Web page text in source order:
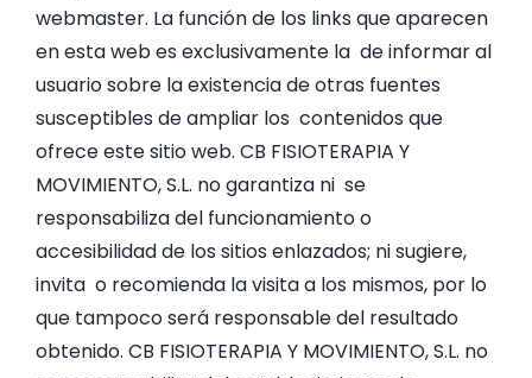
webmaster. La función de los links que aparecen
en esta web es exclusivamente la de informar al
usuario sobre la existencia de otras fuentes
susceptibles de ampliar los contenidos que
ofrece este sitio web. CB FISIOTERAPIA Y
MOVIMIENTO, S.L. no garantiza ni se
responsabiliza del funcionamiento o
accesibilidad de los sitios enlazados; ni sugiere,
invita o recomienda la visita a los mismos, por lo
que tampoco será responsable del resultado
obtenido. CB FISIOTERAPIA Y MOVIMIENTO, S.L. no